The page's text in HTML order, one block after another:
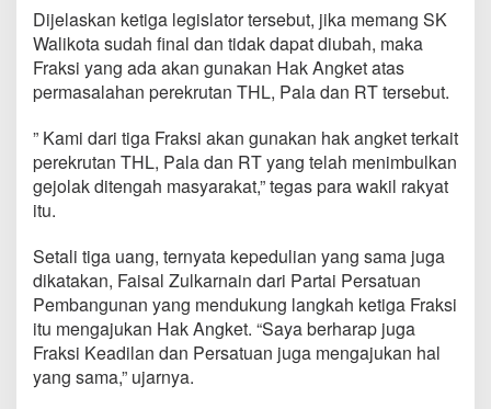
n
g
'
H
a
A
n
g
k
D
P
R
D
B
i
t
Dijelaskan ketiga legislator tersebut, jika memang SK
Walikota sudah final dan tidak dapat diubah, maka
Fraksi yang ada akan gunakan Hak Angket atas
permasalahan perekrutan THL, Pala dan RT tersebut.
” Kami dari tiga Fraksi akan gunakan hak angket terkait
perekrutan THL, Pala dan RT yang telah menimbulkan
gejolak ditengah masyarakat,” tegas para wakil rakyat
itu.
Setali tiga uang, ternyata kepedulian yang sama juga
dikatakan, Faisal Zulkarnain dari Partai Persatuan
Pembangunan yang mendukung langkah ketiga Fraksi
itu mengajukan Hak Angket. “Saya berharap juga
Fraksi Keadilan dan Persatuan juga mengajukan hal
yang sama,” ujarnya.